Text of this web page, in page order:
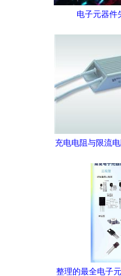
电子元器件
充电电阻与限流
整理的最全电子